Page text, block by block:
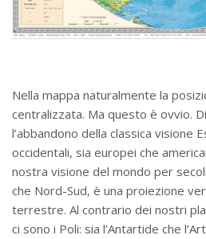
Nella mappa naturalmente la
centralizzata. Ma questo è ovvio.
l’abbandono della classica visione
occidentali, sia europei che
nostra visione del mondo per
che Nord-Sud, è una proiezione
terrestre. Al contrario dei nostri
ci sono i Poli: sia l’Antartide che